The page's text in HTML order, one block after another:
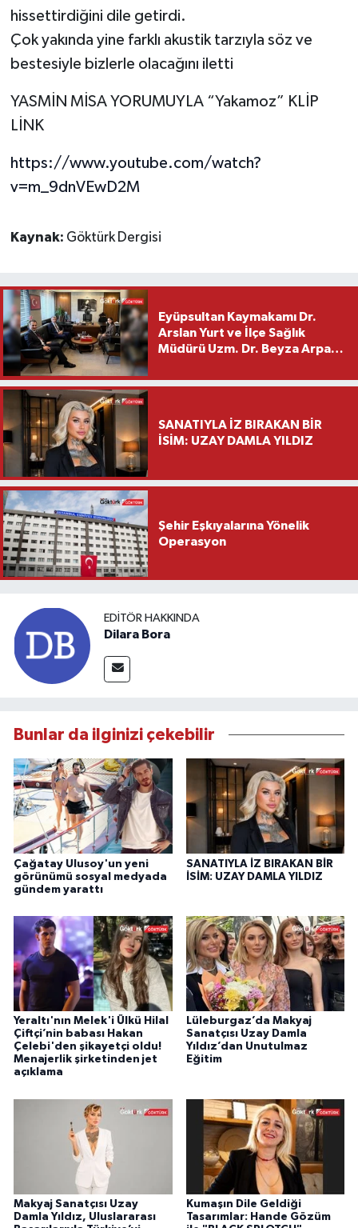
hissettirdiğini dile getirdi.
Çok yakında yine farklı akustik tarzıyla söz ve
bestesiyle bizlerle olacağını iletti
YASMİN MİSA YORUMUYLA “Yakamoz” KLİP
LİNK
https://www.youtube.com/watch?
v=m_9dnVEwD2M
Kaynak: Göktürk Dergisi
Eyüpsultan Kaymakamı Dr.
Arslan Yurt ve İlçe Sağlık
Müdürü Uzm. Dr. Beyza Arpacı
Ziyareti
SANATIYLA İZ BIRAKAN BİR
İSİM: UZAY DAMLA YILDIZ
Şehir Eşkıyalarına Yönelik
Operasyon
EDITÖR HAKKINDA
Dilara Bora
Bunlar da ilginizi çekebilir
Çağatay Ulusoy'un yeni
görünümü sosyal medyada
gündem yarattı
SANATIYLA İZ BIRAKAN BİR
İSİM: UZAY DAMLA YILDIZ
Yeraltı'nın Melek'i Ülkü Hilal
Çiftçi’nin babası Hakan
Çelebi'den şikayetçi oldu!
Menajerlik şirketinden jet
açıklama
Lüleburgaz’da Makyaj
Sanatçısı Uzay Damla
Yıldız’dan Unutulmaz
Eğitim
Makyaj Sanatçısı Uzay
Damla Yıldız, Uluslararası
Kumaşın Dile Geldiği
Tasarımlar: Hande Gözüm